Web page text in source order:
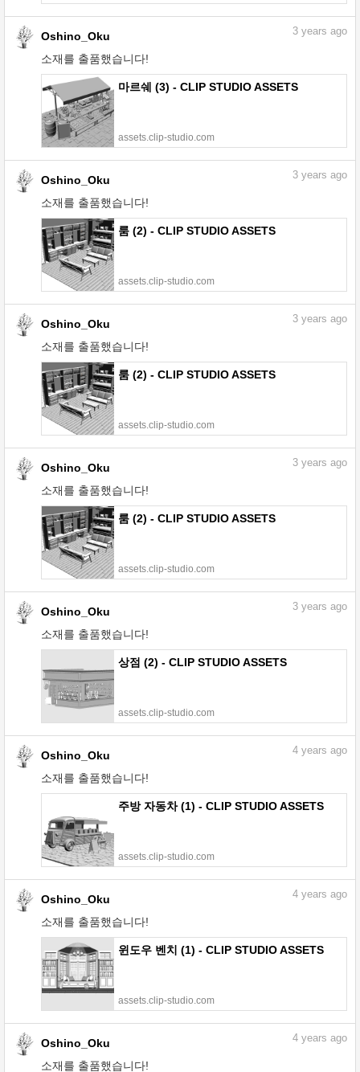
Oshino_Oku
소재를 출품했습니다!
3 years ago
마르쉐 (3) - CLIP STUDIO ASSETS
assets.clip-studio.com
Oshino_Oku
소재를 출품했습니다!
3 years ago
룸 (2) - CLIP STUDIO ASSETS
assets.clip-studio.com
Oshino_Oku
소재를 출품했습니다!
3 years ago
룸 (2) - CLIP STUDIO ASSETS
assets.clip-studio.com
Oshino_Oku
소재를 출품했습니다!
3 years ago
룸 (2) - CLIP STUDIO ASSETS
assets.clip-studio.com
Oshino_Oku
소재를 출품했습니다!
3 years ago
상점 (2) - CLIP STUDIO ASSETS
assets.clip-studio.com
Oshino_Oku
소재를 출품했습니다!
4 years ago
주방 자동차 (1) - CLIP STUDIO ASSETS
assets.clip-studio.com
Oshino_Oku
소재를 출품했습니다!
4 years ago
윈도우 벤치 (1) - CLIP STUDIO ASSETS
assets.clip-studio.com
Oshino_Oku
소재를 출품했습니다!
4 years ago